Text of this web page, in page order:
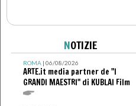
NOTIZIE
ROMA| 06/08/2026
ARTE.it media partner de "I
GRANDI MAESTRI" di KUBLAI Film